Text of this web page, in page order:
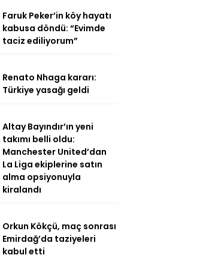
Faruk Peker’in köy hayatı
kabusa döndü: “Evimde
taciz ediliyorum”
Renato Nhaga kararı:
Türkiye yasağı geldi
Altay Bayındır’ın yeni
takımı belli oldu:
Manchester United’dan
La Liga ekiplerine satın
alma opsiyonuyla
kiralandı
Orkun Kökçü, maç sonrası
Emirdağ’da taziyeleri
kabul etti